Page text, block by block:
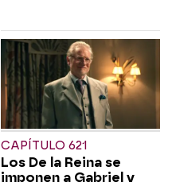
CAPÍTULO 621
Los De la Reina se
imponen a Gabriel y